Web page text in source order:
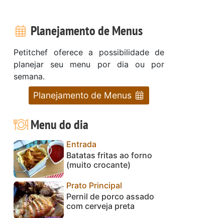
Planejamento de Menus
Petitchef oferece a possibilidade de
planejar seu menu por dia ou por
semana.
Planejamento de Menus
Menu do dia
Entrada
Batatas fritas ao forno
(muito crocante)
Prato Principal
Pernil de porco assado
com cerveja preta